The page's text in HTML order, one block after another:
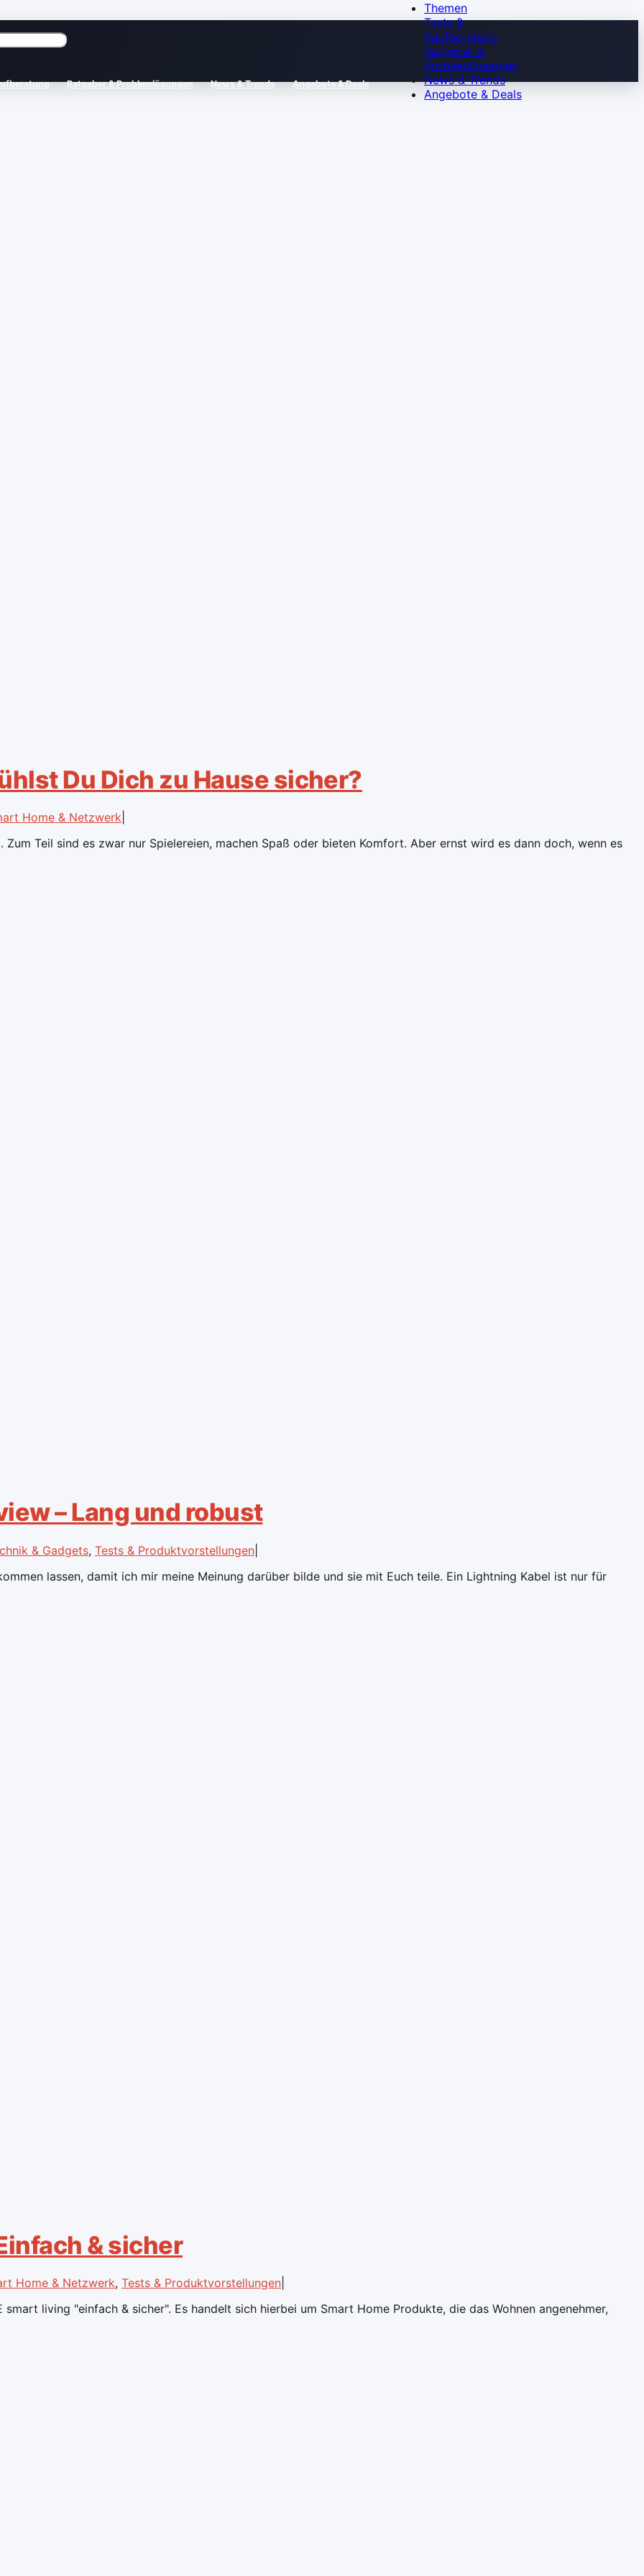
Ratgeber & Problemlösungen News & Trends Angebote & Deals
Themen
Tests &
Kaufberatung
Ratgeber &
Problemlösungen
News & Trends
Angebote & Deals
Du Dich zu Hause sicher?
Home & Netzwerk
Teil sind es zwar nur Spielereien, machen Spaß oder bieten Komfort. Aber ernst wird es dann doch, wenn es
– Lang und robust
& Gadgets, Tests & Produktvorstellungen
lassen, damit ich mir meine Meinung darüber bilde und sie mit Euch teile. Ein Lightning Kabel ist nur für
& sicher
Home & Netzwerk, Tests & Produktvorstellungen
living "einfach & sicher". Es handelt sich hierbei um Smart Home Produkte, die das Wohnen angenehmer,